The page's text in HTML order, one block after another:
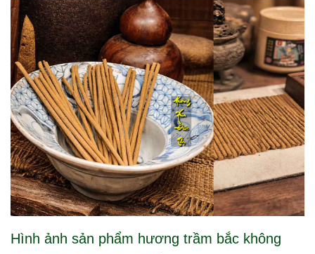
Hình ảnh sản phẩm hương trầm bắc không